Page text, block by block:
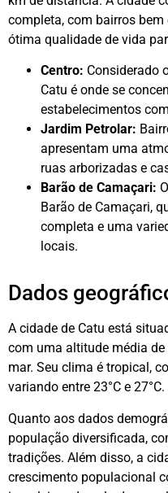
completa, com bairros
ótima qualidade de vida
Centro: Considerado
Catu é onde se
estabelecimentos
Jardim Petrolar:
apresentam uma
ruas arborizadas e
Barão de Camaçari:
Barão de Camaçari,
completa e uma
locais.
Dados
A cidade de Catu está
com uma altitude média
mar. Seu clima é tropical,
variando entre 23°C e 27°C.
Quanto aos dados
população diversificada,
tradições. Além disso, a
crescimento populacional